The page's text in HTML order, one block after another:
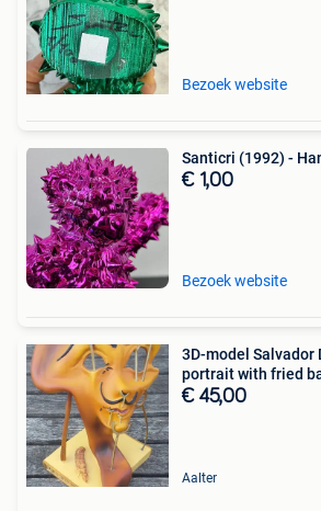
Bezoek website
Santicri (1992) -
€ 1,00
Bezoek website
3D-model Salvador
portrait with fried
€ 45,00
Aalter